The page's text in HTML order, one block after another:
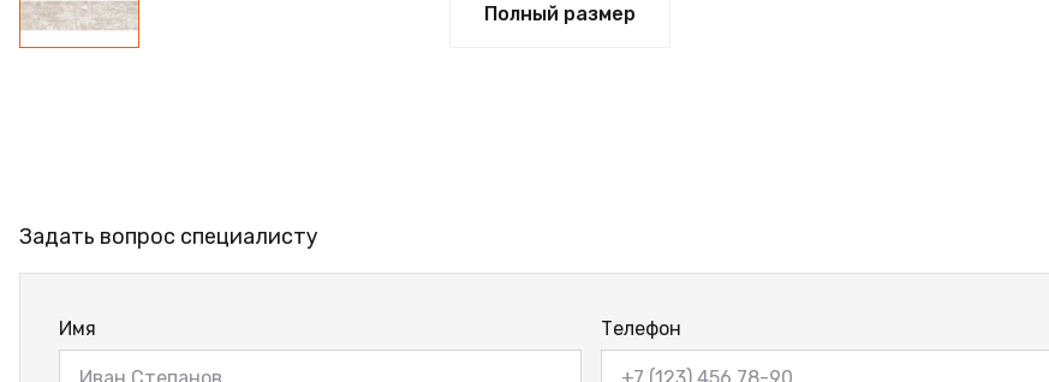
Полный размер
Задать вопрос специалисту
Имя Телефон